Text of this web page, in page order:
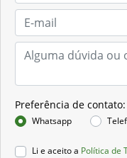
Preferência de contato:
Whatsapp
Li e aceito a Política de